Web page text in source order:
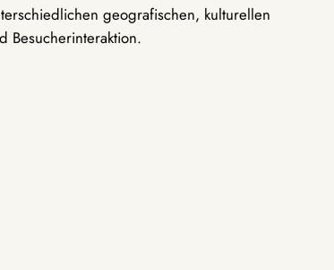
geografischen, kulturellen
Besucherinteraktion.